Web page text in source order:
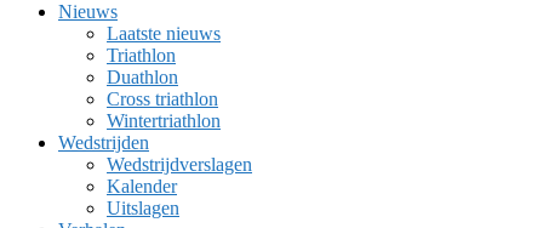
Nieuws
Laatste nieuws
Triathlon
Duathlon
Cross triathlon
Wintertriathlon
Wedstrijden
Wedstrijdverslagen
Kalender
Uitslagen